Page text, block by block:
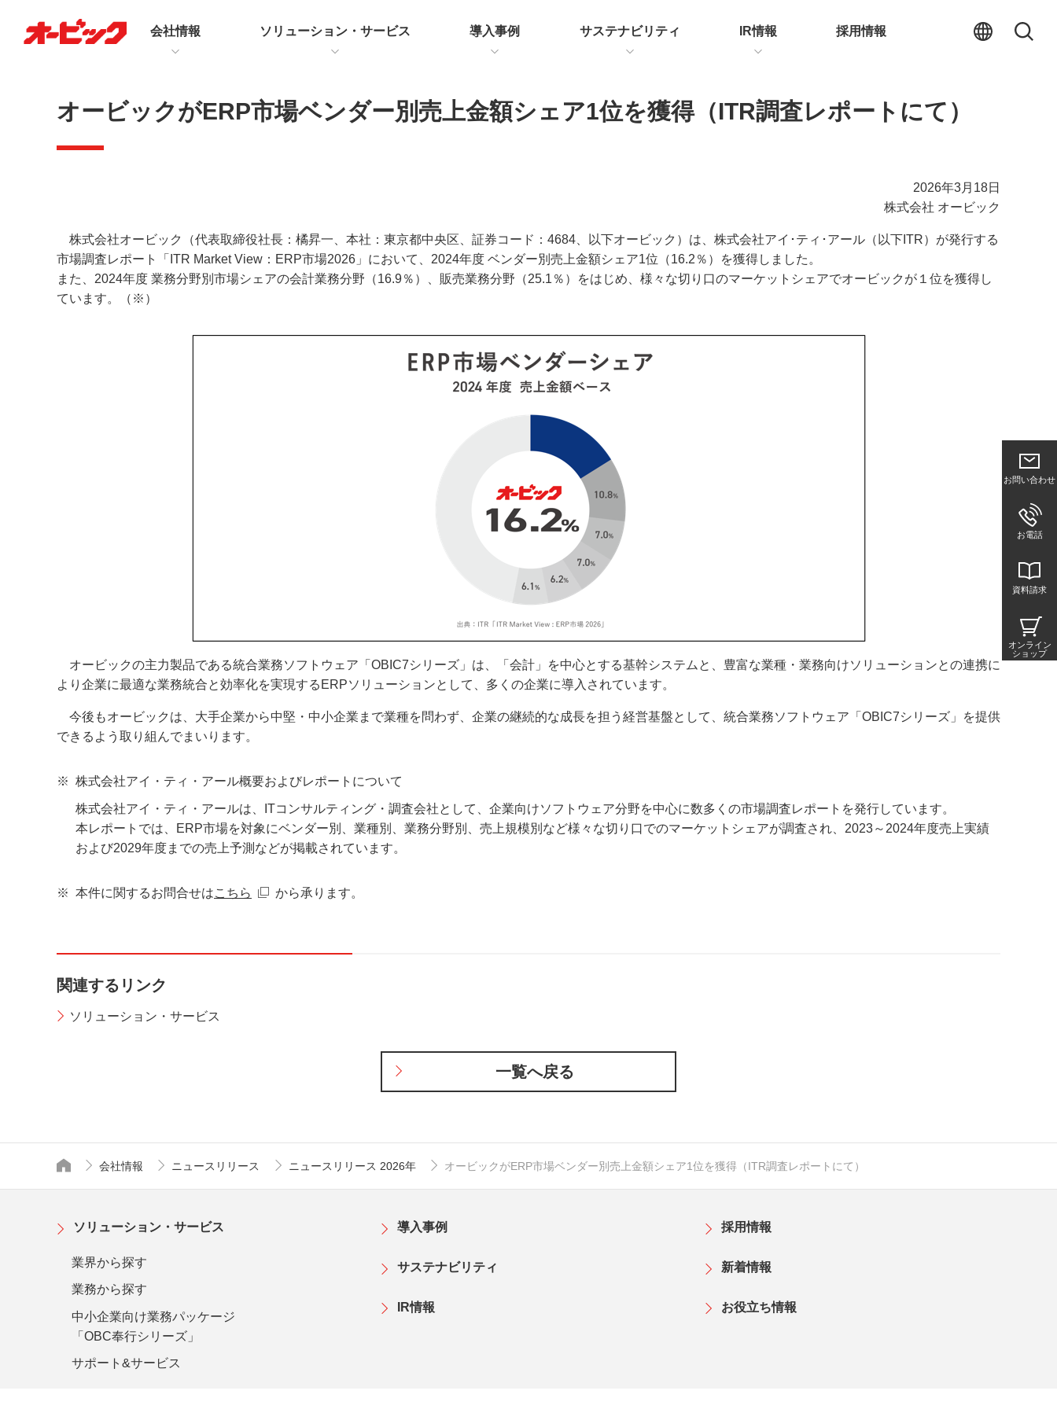
会社情報 ソリューション・サービス 導入事例 サステナビリティ IR情報 採用情報
オービックがERP市場ベンダー別売上金額シェア1位を獲得（ITR調査レポートにて）
2026年3月18日
株式会社 オービック
株式会社オービック（代表取締役社長：橘昇一、本社：東京都中央区、証券コード：4684、以下オービック）は、株式会社アイ･ティ･アール（以下ITR）が発行する
市場調査レポート「ITR Market View：ERP市場2026」において、2024年度 ベンダー別売上金額シェア1位（16.2％）を獲得しました。
また、2024年度 業務分野別市場シェアの会計業務分野（16.9％）、販売業務分野（25.1％）をはじめ、様々な切り口のマーケットシェアでオービックが１位を獲得し
ています。（※）
オービックの主力製品である統合業務ソフトウェア「OBIC7シリーズ」は、「会計」を中心とする基幹システムと、豊富な業種・業務向けソリューションとの連携に
より企業に最適な業務統合と効率化を実現するERPソリューションとして、多くの企業に導入されています。
今後もオービックは、大手企業から中堅・中小企業まで業種を問わず、企業の継続的な成長を担う経営基盤として、統合業務ソフトウェア「OBIC7シリーズ」を提供
できるよう取り組んでまいります。
※ 株式会社アイ・ティ・アール概要およびレポートについて
株式会社アイ・ティ・アールは、ITコンサルティング・調査会社として、企業向けソフトウェア分野を中心に数多くの市場調査レポートを発行しています。
本レポートでは、ERP市場を対象にベンダー別、業種別、業務分野別、売上規模別など様々な切り口でのマーケットシェアが調査され、2023～2024年度売上実績
および2029年度までの売上予測などが掲載されています。
※ 本件に関するお問合せはこちら から承ります。
関連するリンク
ソリューション・サービス
一覧へ戻る
トップページ
会社情報 ニュースリリース ニュースリリース 2026年 オービックがERP市場ベンダー別売上金額シェア1位を獲得（ITR調査レポートにて）
お問い合わせ
お電話
資料請求
オンライン
ショップ
ソリューション・サービス
業界から探す
業務から探す
中小企業向け業務パッケージ
「OBC奉行シリーズ」
サポート&サービス
導入事例
サステナビリティ
IR情報
採用情報
新着情報
お役立ち情報